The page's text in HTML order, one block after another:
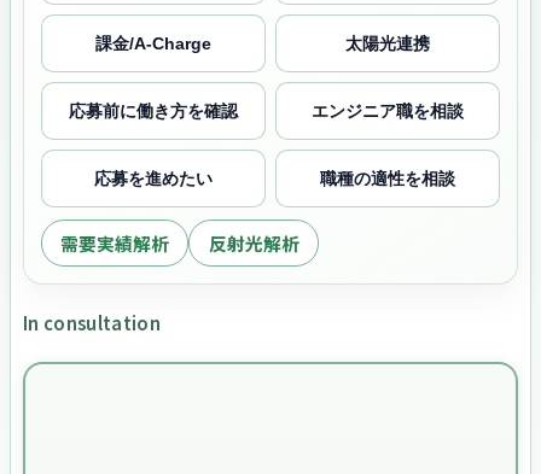
課金/A-Charge 太陽光連携
応募前に働き方を確認 エンジニア職を相談
応募を進めたい 職種の適性を相談
需要実績解析 反射光解析
In consultation